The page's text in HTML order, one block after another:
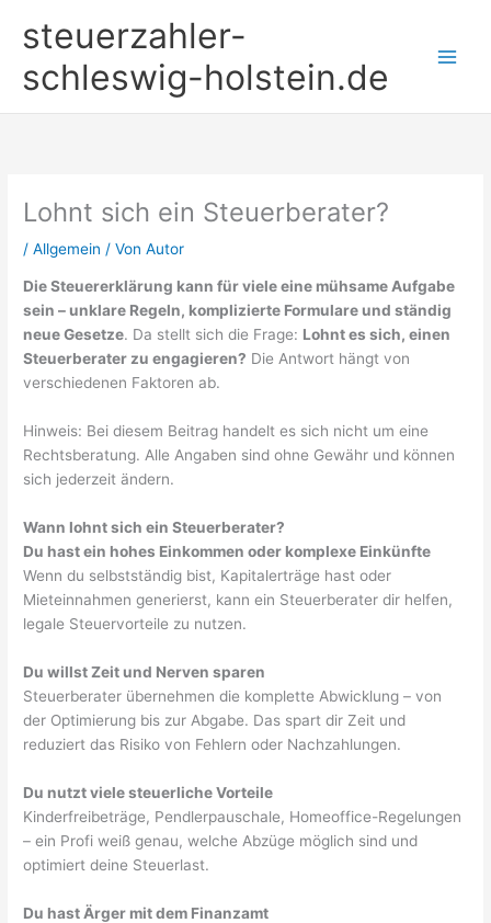
Inhaltsteuerzahler-
schleswig-holstein.de
Lohnt sich ein Steuerberater?
/Allgemein / VonAutor
Die Steuererklärung kann für viele eine mühsame Aufgabe
sein – unklare Regeln, komplizierte Formulare und ständig
neue Gesetze. Da stellt sich die Frage: Lohnt es sich, einen
Steuerberater zu engagieren? Die Antwort hängt von
verschiedenen Faktoren ab.
Hinweis: Bei diesem Beitrag handelt es sich nicht um eine
Rechtsberatung. Alle Angaben sind ohne Gewähr und können
sich jederzeit ändern.
Wann lohnt sich ein Steuerberater?
Du hast ein hohes Einkommen oder komplexe Einkünfte
Wenn du selbstständig bist, Kapitalerträge hast oder
Mieteinnahmen generierst, kann ein Steuerberater dir helfen,
legale Steuervorteile zu nutzen.
Du willst Zeit und Nerven sparen
Steuerberater übernehmen die komplette Abwicklung – von
der Optimierung bis zur Abgabe. Das spart dir Zeit und
reduziert das Risiko von Fehlern oder Nachzahlungen.
Du nutzt viele steuerliche Vorteile
Kinderfreibeträge, Pendlerpauschale, Homeoffice-Regelungen
– ein Profi weiß genau, welche Abzüge möglich sind und
optimiert deine Steuerlast.
Du hast Ärger mit dem Finanzamt